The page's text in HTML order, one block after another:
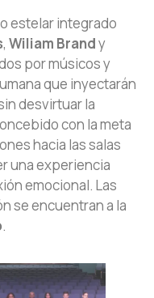
estelar integrado
, Wiliam Brandy
por músicos y
que inyectarán
desvirtuar la
con la meta
hacia las salas
una experiencia
emocional. Las
se encuentran a la
.